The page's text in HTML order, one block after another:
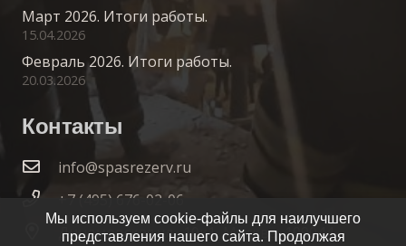
Март 2026. Итоги работы.
15.04.2026
Февраль 2026. Итоги работы.
20.03.2026
Контакты
info@spasrezerv.ru
+7 (495) 676-02-06
Динамовская ул., 10к1, Москва, 109044
Мы используем cookie-файлы для наилучшего
представления нашего сайта. Продолжая